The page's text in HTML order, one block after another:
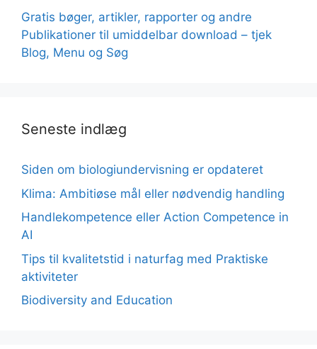
Gratis bøger, artikler, rapporter og andre
Publikationer til umiddelbar download – tjek
Blog, Menu og Søg
Seneste indlæg
Siden om biologiundervisning er opdateret
Klima: Ambitiøse mål eller nødvendig handling
Handlekompetence eller Action Competence in
AI
Tips til kvalitetstid i naturfag med Praktiske
aktiviteter
Biodiversity and Education